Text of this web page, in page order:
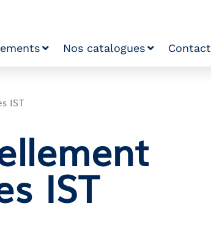
Nos catalogues Contact
IST
IST